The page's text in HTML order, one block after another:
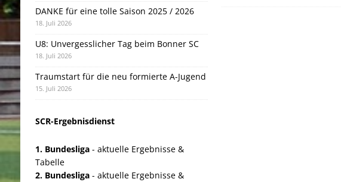
DANKE für eine tolle Saison 2025 / 2026
18. Juli 2026
U8: Unvergesslicher Tag beim Bonner SC
18. Juli 2026
Traumstart für die neu formierte A-Jugend
15. Juli 2026
SCR-Ergebnisdienst
1. Bundesliga- aktuelle Ergebnisse &
Tabelle
2. Bundesliga - aktuelle Ergebnisse &